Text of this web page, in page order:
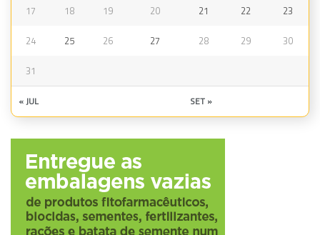
17 18 19 20 21 22 23
24 25 26 27 28 29 30
31
« JUL SET »